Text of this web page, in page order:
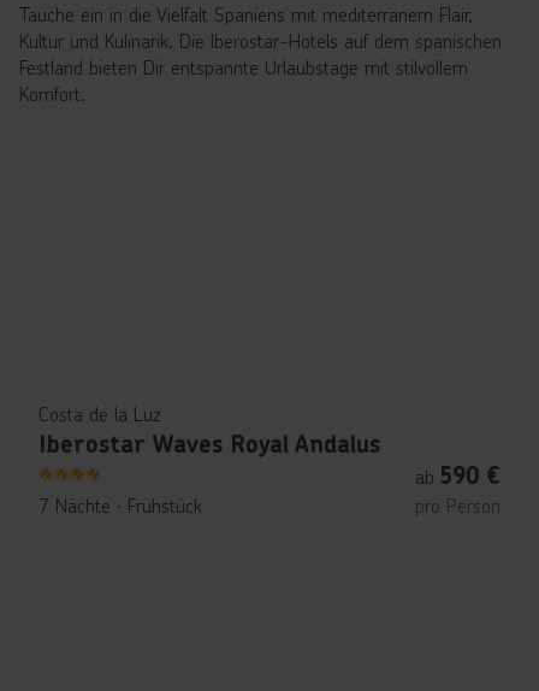
Tauche ein in die Vielfalt Spaniens mit mediterranem Flair,
Kultur und Kulinarik. Die Iberostar-Hotels auf dem spanischen
Festland bieten Dir entspannte Urlaubstage mit stilvollem
Komfort.
Costa de la Luz
Iberostar Waves Royal Andalus
4
7 Nächte ∙ Frühstück
ab 590 €
pro Person